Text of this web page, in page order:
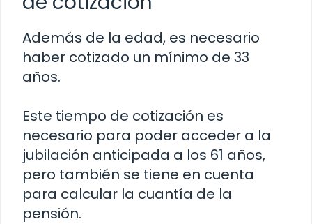
Además de la edad, es necesario
haber cotizado un mínimo de 33
años.
Este tiempo de cotización es
necesario para poder acceder a la
jubilación anticipada a los 61 años,
pero también se tiene en cuenta
para calcular la cuantía de la
pensión.